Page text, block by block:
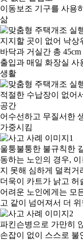
이동보조 기구를 사용
삶
지지할 곳이 없어 낙상
바닥과 거실간 총
출입과 매일 화장실 사
생활
적절한 수납장이 없어
공간
어수선하고 무질서한
가중시킴
울퉁불퉁한 불규칙한
동하는 노인의 경우,
지 못해 심하게 덜컥거
더욱이 카트가 낡고 허
어려운 노인에게는 모
고 같이 넘어져서 더
파킨슨병으로 가만히
손잡이 없이 스스로 불